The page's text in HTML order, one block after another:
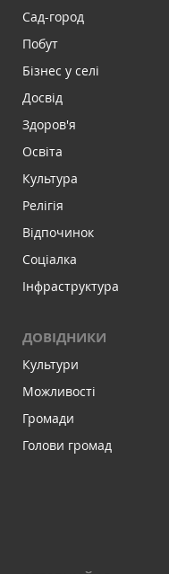
Сад-город
Побут
Бізнес у селі
Досвід
Здоров'я
Освіта
Культура
Релігія
Відпочинок
Соціалка
Інфраструктура
ДОВІДНИКИ
Культури
Можливості
Громади
Голови громад